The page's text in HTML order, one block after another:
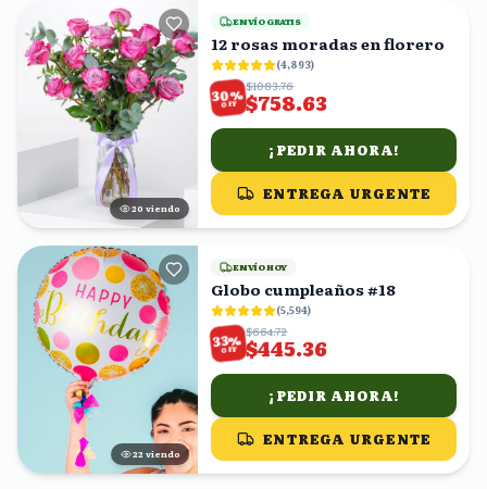
21 viendo
ENVÍO GRATIS
12 rosas moradas en florero
(4,893)
30%
OFF
$1083.76
$758.63
¡PEDIR AHORA!
ENTREGA URGENTE
23 viendo
ENVÍO HOY
Globo cumpleaños #18
(5,594)
33%
OFF
$664.72
$445.36
¡PEDIR AHORA!
ENTREGA URGENTE